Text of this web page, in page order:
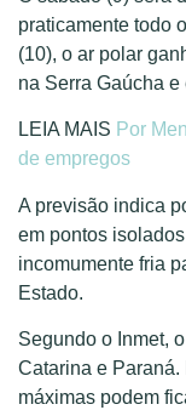
praticamente todo
(10), o ar polar
na Serra Gaúcha
LEIA MAIS Por
de empregos
A previsão indica
em pontos
incomumente fria
Estado.
Segundo o Inmet,
Catarina e
máximas podem